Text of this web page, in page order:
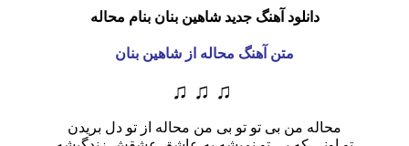
دانلود آهنگ جدید شاهین بنان بنام محاله
متن آهنگ محاله از شاهین بنان
♫ ♫ ♫
محاله من بی تو تو بی من محاله از تو دل بریدن